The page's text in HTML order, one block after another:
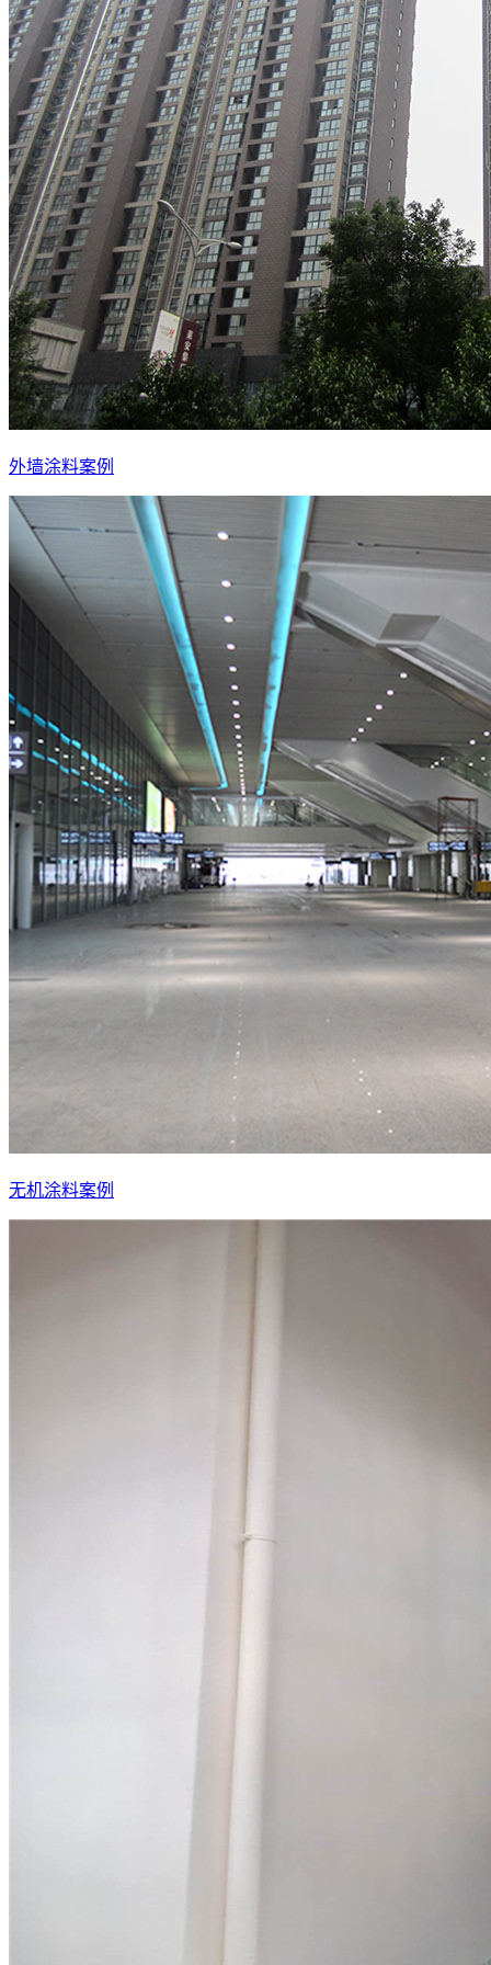
外墙涂料案例
无机涂料案例